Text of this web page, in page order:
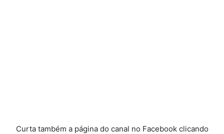
Curta também a página do canal no Facebook clicando